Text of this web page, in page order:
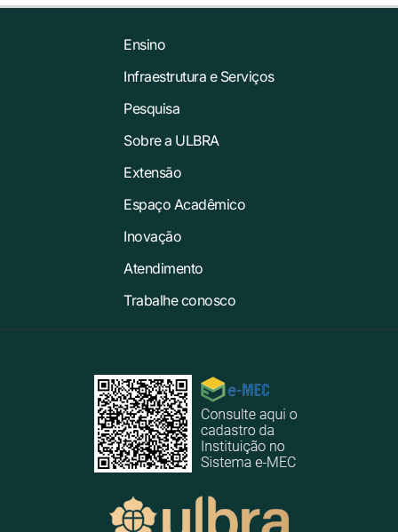
Ensino
Infraestrutura e Serviços
Pesquisa
Sobre a ULBRA
Extensão
Espaço Acadêmico
Inovação
Atendimento
Trabalhe conosco